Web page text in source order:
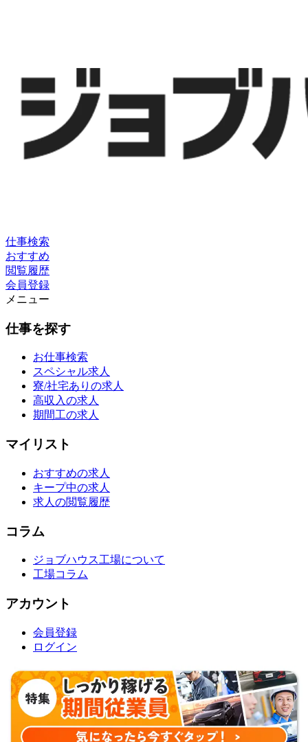
仕事検索
おすすめ
閲覧履歴
会員登録
メニュー
仕事を探す
お仕事検索
スペシャル求人
寮/社宅ありの求人
高収入の求人
期間工の求人
マイリスト
おすすめの求人
キープ中の求人
求人の閲覧履歴
コラム
ジョブハウス工場について
工場コラム
アカウント
会員登録
ログイン